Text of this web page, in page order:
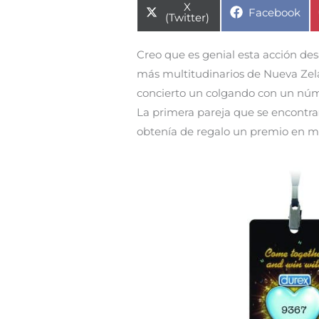
Compartir
en
X
(Twitter) Compartir
Facebook
Creo que es genial esta acción
más multitudinarios de Nueva
concierto un colgando con un
La primera pareja que se
obtenía de regalo un premio en